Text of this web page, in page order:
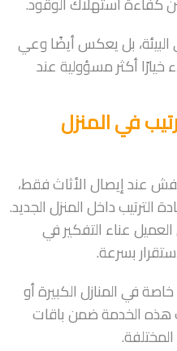
بل يعكس أيضًا وعي
خيارًا أكثر مسؤولية عند
في المنزل
عند إيصال الأثاث فقط،
الترتيب داخل المنزل الجديد.
عناء التفكير في
بسرعة.
في المنازل الكبيرة أو
هذه الخدمة ضمن باقات